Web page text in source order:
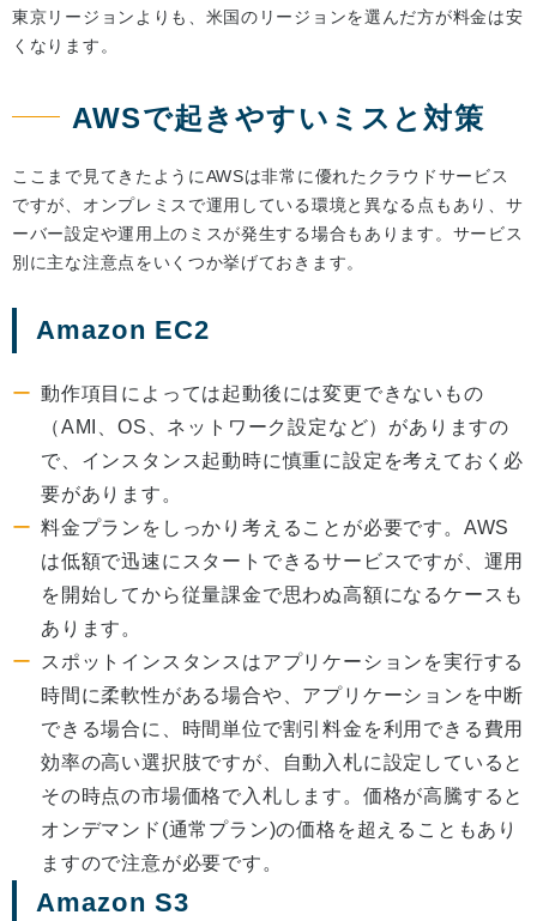
東京リージョンよりも、米国のリージョンを選んだ方が料金は安
くなります。
AWSで起きやすいミスと対策
ここまで見てきたようにAWSは非常に優れたクラウドサービス
ですが、オンプレミスで運用している環境と異なる点もあり、サ
ーバー設定や運用上のミスが発生する場合もあります。サービス
別に主な注意点をいくつか挙げておきます。
Amazon EC2
動作項目によっては起動後には変更できないもの
（AMI、OS、ネットワーク設定など）がありますの
で、インスタンス起動時に慎重に設定を考えておく必
要があります。
料金プランをしっかり考えることが必要です。AWS
は低額で迅速にスタートできるサービスですが、運用
を開始してから従量課金で思わぬ高額になるケースも
あります。
スポットインスタンスはアプリケーションを実行する
時間に柔軟性がある場合や、アプリケーションを中断
できる場合に、時間単位で割引料金を利用できる費用
効率の高い選択肢ですが、自動入札に設定していると
その時点の市場価格で入札します。価格が高騰すると
オンデマンド(通常プラン)の価格を超えることもあり
ますので注意が必要です。
Amazon S3